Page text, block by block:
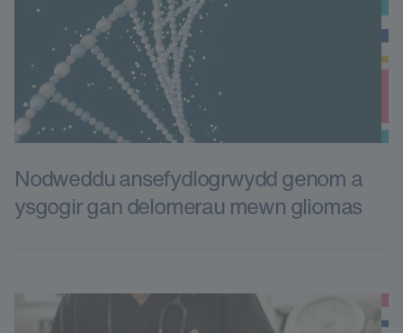
Nodweddu ansefydlogrwydd genom a
ysgogir gan delomerau mewn gliomas